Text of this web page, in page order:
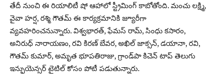
తేదీ నుంచి ఈ రియాలిటీ షో ఆహాలో స్ట్రీమింగ్ కాబోతోంది. మంచు లక్ష్మి,
వైవా హర్ష, రశ్మి గౌతమ్ ఈ కార్యక్రమానికి జ్యూరీగా
వ్యవహరించనున్నారు. విశ్వభారత్, ఫేమస్ రామ్, సింధు కసారం,
అనిరుధ్ నారాయణం, రవి కిరణ్ బేవర, అఖిల్ జాక్సన్, డయానా, రవి,
గౌతమ్ కుమార్, అమృత భూపతిరాజు, గ్రాండ్‌పా కిచెన్ టాప్ తెలుగు
ఇన్ఫుయెన్సర్ టైటిల్ కోసం పోటీ పడుతున్నారు.